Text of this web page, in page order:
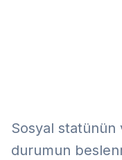
Sosyal
durumun